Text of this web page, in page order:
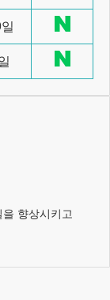
향상시키고